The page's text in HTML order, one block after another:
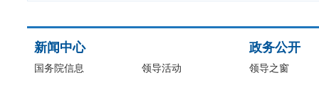
新闻中心
国务院信息 领导活动
政务公开
领导之窗